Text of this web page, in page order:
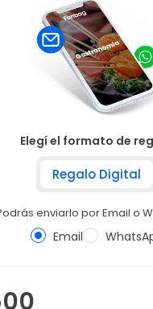
Elegí el formato de
Regalo Digital
enviarlo por Email o
Email